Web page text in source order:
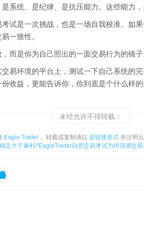
系统、是纪律、是抗压能力。这些能力，
试是一次挑战，也是一场自我校准。如
一致性。
而是你为自己照出的一面交易行为的镜子
易环境的平台上，测试一下自己系统的
收益，更能告诉你，你到底是个什么样的
未经允许不得转载：
:Eagle Trader ， 转载或复制请以 超链接形式并注明
稳定大于暴利?EagleTrader自营交易考试为何强调交易